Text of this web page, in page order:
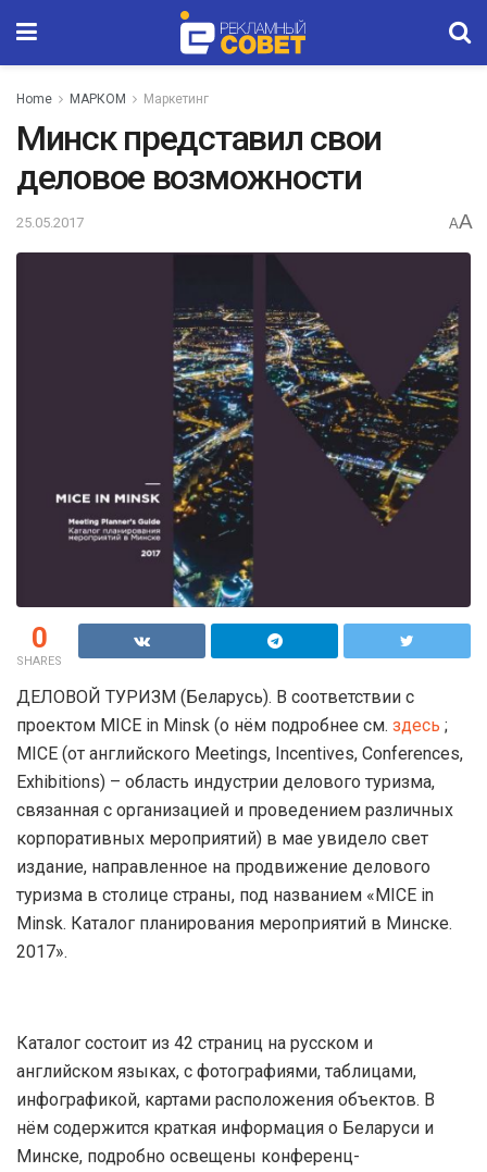
Home МАРКОМ Маркетинг
Минск представил свои
деловое возможности
25.05.2017 AA
0
SHARES
ДЕЛОВОЙ ТУРИЗМ (Беларусь). В соответствии с
проектом MICE in Minsk (о нём подробнее см. здесь ;
MICE (от английского Meetings, Incentives, Conferences,
Exhibitions) – область индустрии делового туризма,
связанная с организацией и проведением различных
корпоративных мероприятий) в мае увидело свет
издание, направленное на продвижение делового
туризма в столице страны, под названием «MICE in
Minsk. Каталог планирования мероприятий в Минске.
2017».
Каталог состоит из 42 страниц на русском и
английском языках, с фотографиями, таблицами,
инфографикой, картами расположения объектов. В
нём содержится краткая информация о Беларуси и
Минске, подробно освещены конференц-